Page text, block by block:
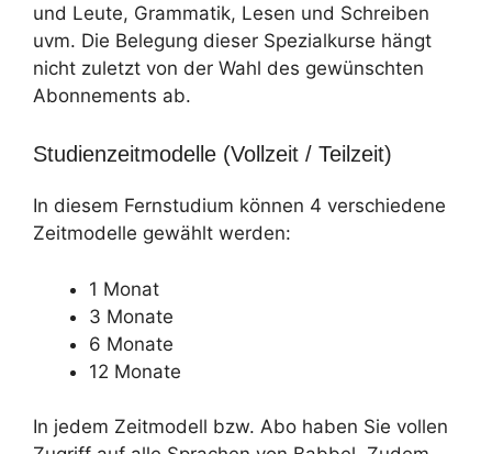
und Leute, Grammatik, Lesen und Schreiben
uvm. Die Belegung dieser Spezialkurse hängt
nicht zuletzt von der Wahl des gewünschten
Abonnements ab.
Studienzeitmodelle (Vollzeit / Teilzeit)
In diesem Fernstudium können 4 verschiedene
Zeitmodelle gewählt werden:
1 Monat
3 Monate
6 Monate
12 Monate
In jedem Zeitmodell bzw. Abo haben Sie vollen